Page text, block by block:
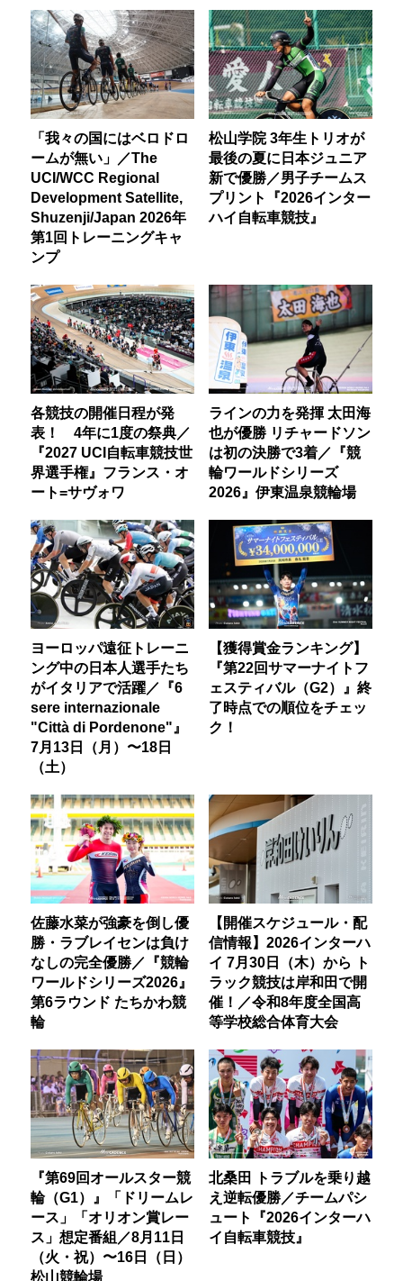
「我々の国にはベロドロ
ームが無い」／The
UCI/WCC Regional
Development Satellite,
Shuzenji/Japan 2026年
第1回トレーニングキャ
ンプ
松山学院 3年生トリオが
最後の夏に日本ジュニア
新で優勝／男子チームス
プリント『2026インター
ハイ自転車競技』
各競技の開催日程が発
表！ 4年に1度の祭典／
『2027 UCI自転車競技世
界選手権』フランス・オ
ート=サヴォワ
ラインの力を発揮 太田海
也が優勝 リチャードソン
は初の決勝で3着／『競
輪ワールドシリーズ
2026』伊東温泉競輪場
ヨーロッパ遠征トレーニ
ング中の日本人選手たち
がイタリアで活躍／『6
sere internazionale
"Città di Pordenone"』
7月13日（月）〜18日
（土）
【獲得賞金ランキング】
『第22回サマーナイトフ
ェスティバル（G2）』終
了時点での順位をチェッ
ク！
佐藤水菜が強豪を倒し優
勝・ラブレイセンは負け
なしの完全優勝／『競輪
ワールドシリーズ2026』
第6ラウンド たちかわ競
輪
【開催スケジュール・配
信情報】2026インターハ
イ 7月30日（木）から ト
ラック競技は岸和田で開
催！／令和8年度全国高
等学校総合体育大会
『第69回オールスター競
輪（G1）』「ドリームレ
ース」「オリオン賞レー
ス」想定番組／8月11日
（火・祝）〜16日（日）
松山競輪場
北桑田 トラブルを乗り越
え逆転優勝／チームパシ
ュート『2026インターハ
イ自転車競技』